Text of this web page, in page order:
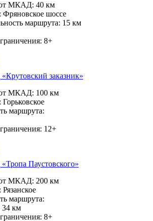
от МКАД: 40 км
Фряновское шоссе
маршрута: 15 км
8+
заказник»
от МКАД: 100 км
маршрута:
12+
Паустовского»
от МКАД: 200 км
маршрута:
34 км
8+